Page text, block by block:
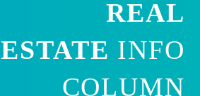
REAL
ESTATE INFO
COLUMN